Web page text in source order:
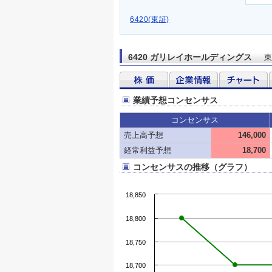
6420(東証)
6420 ガリレイホールディングス